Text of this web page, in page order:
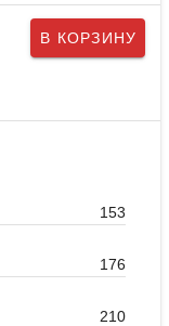
В КОРЗИНУ
153
176
210